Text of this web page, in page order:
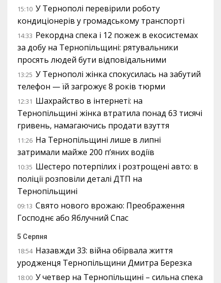
15:10 У Тернополі перевірили роботу
кондиціонерів у громадському транспорті
14:33 Рекордна спека і 12 пожеж в екосистемах
за добу на Тернопільщині: рятувальники
просять людей бути відповідальними
13:25 У Тернополі жінка спокусилась на забутий
телефон — їй загрожує 8 років тюрми
12:31 Шахрайство в інтернеті: на
Тернопільщині жінка втратила понад 63 тисячі
гривень, намагаючись продати взуття
11:26 На Тернопільщині лише в липні
затримали майже 200 п’яних водіїв
10:35 Шестеро потерпілих і розтрощені авто: в
поліції розповіли деталі ДТП на
Тернопільщині
09:13 Свято нового врожаю: Преображення
Господнє або Яблучний Спас
5 Серпня
18:54 Назавжди 33: війна обірвала життя
уродженця Тернопільщини Дмитра Березка
18:00 У четвер на Тернопільщині – сильна спека